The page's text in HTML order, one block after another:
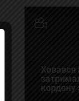
Ховався
кордону